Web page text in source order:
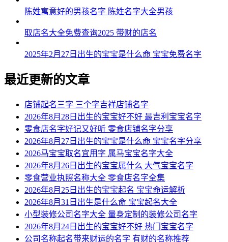
54、品灏、瑞栋、佰东、扬杉
55、悦炅、宏咏、辛冠、通晨
56、普慕、心佳、鸣靖、策以
57、誉涵、昂健、超建、杭鸿
59、崴运、盛卫、域维、晟明
60、利惟、肖才、京炎、星希
61、佰虎、钧鸿、朝艾、霖民
62、佑皓、秦茂、帆同、贯翎
63、文思、锦亚、司纳、悦新
64、伟志、聚弛、领尚、凯喜
65、灿谦、亿凡、冀纪、捷映
陈姓寓意好的男孩名字 陈姓名字大全男孩
取店名大全免费查询2025 带财的店名
2025年2月27日出生的宝宝是什么命 宝宝免费名字
最近更新的文章
店铺起名三字 三个字吉祥店铺名字
2026年8月28日出生的宝宝好不好 最吉利宝宝名字
零食店名字好记又好听 零食店铺名字分享
2026年8月27日出生的宝宝是什么命 宝宝名字分享
2026马宝宝取名宜用字 属马宝宝名字大全
2026年8月26日出生的宝宝属什么 大气宝宝名字
零食营业执照名称大全 零食店名字全集
2026年8月25日出生的宝宝起名 宝宝命运解析
2026年8月31日出生是什么命 宝宝起名大全
小型装修公司名字大全 量身定制的装修公司名字
2026年8月24日出生的宝宝好不好 热门宝宝名字
公司名称起名带来财运的名字 有财的名称推荐